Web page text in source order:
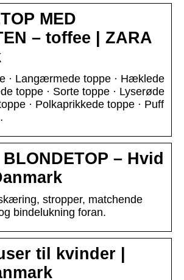
MED
– toffee | ZARA
· Langærmede toppe · Hæklede
toppe · Sorte toppe · Lyserøde
· Polkaprikkede toppe · Puff
– Hvid
stropper, matchende
bindelukning foran.
til kvinder |